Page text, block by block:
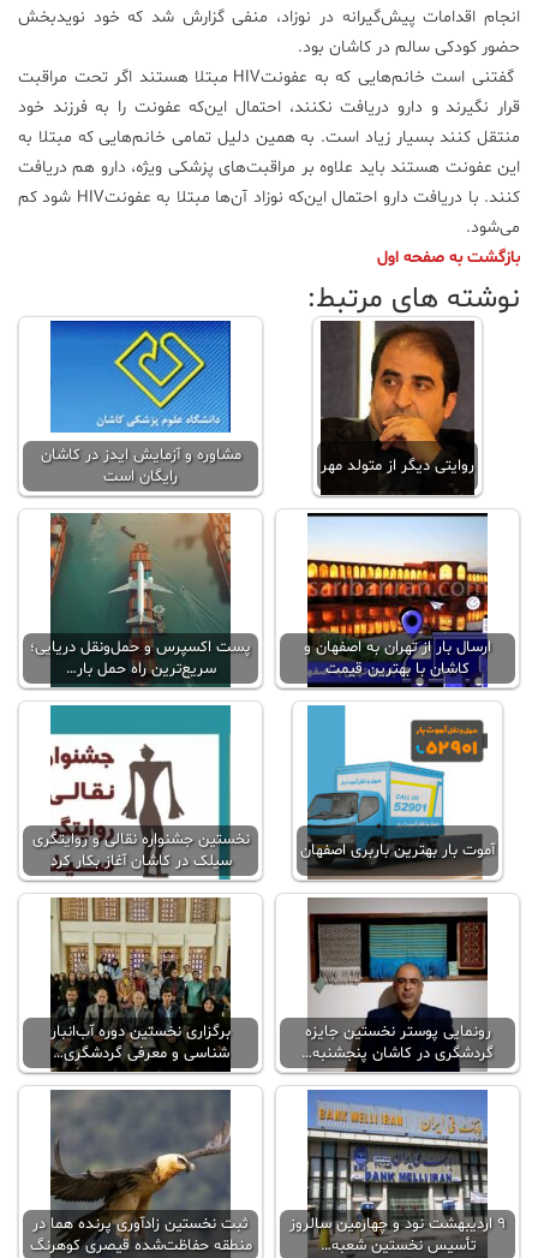
انجام اقدامات پیش‌گیرانه در نوزاد، منفی گزارش شد که خود نوید‌بخش
حضور کودکی سالم در کاشان بود.
گفتنی است خانم‌هایی که به عفونتHIV مبتلا هستند اگر تحت مراقبت
قرار نگیرند و دارو دریافت نکنند، احتمال این‌که عفونت را به فرزند خود
منتقل کنند بسیار زیاد است. به همین دلیل تمامی خانم‌هایی که مبتلا به
این عفونت هستند باید علاوه بر مراقبت‌های پزشکی ویژه، دارو هم دریافت
کنند. با دریافت دارو احتمال این‌که نوزاد آن‌ها مبتلا به عفونتHIV شود کم
می‌شود.
بازگشت به صفحه اول
نوشته های مرتبط:
روایتی دیگر از متولد مهر
مشاوره و آزمایش ایدز در کاشان
رایگان است
ارسال بار از تهران به اصفهان و
کاشان با بهترین قیمت
پست اکسپرس و حمل‌ونقل دریایی؛
سریع‌ترین راه حمل بار…
آموت بار بهترین باربری اصفهان
نخستین جشنواره نقالی و روایتگری
سیلک در کاشان آغاز بکار کرد
رونمایی پوستر نخستین جایزه
گردشگری در کاشان پنجشنبه…
برگزاری نخستین دوره آب‌انبار
شناسی و معرفی گردشگری…
9 اردیبهشت نود و چهارمین سالروز
تأسیس نخستین شعبه…
ثبت نخستین زادآوری پرنده هما در
منطقه حفاظت‌شده قیصری کوهرنگ